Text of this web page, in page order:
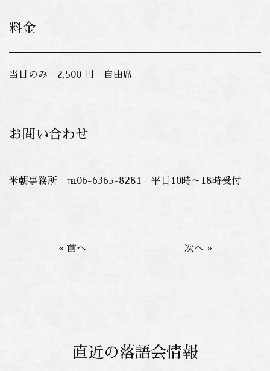
料金
当日のみ 2,500 円 自由席
お問い合わせ
米朝事務所 ℡06-6365-8281 平日10時～18時受付
« 前へ 次へ »
直近の落語会情報